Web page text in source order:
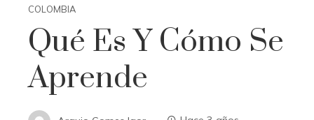
COLOMBIA
Qué Es Y Cómo Se
Aprende